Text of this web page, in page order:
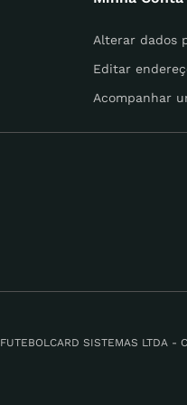
Alterar dados
Editar
Acompanhar
FUTEBOLCARD SISTEMAS LTDA